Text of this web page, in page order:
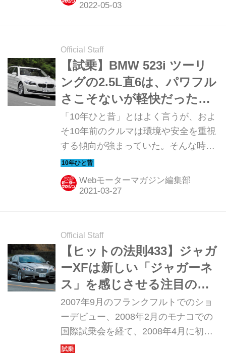
Official Staff
【試乗】BMW 523i ツーリ
ングの2.5L直6は、パワフル
さこそないが軽快だった
【10年ひと昔の新車】
「10年ひと昔」とはよく言うが、およ
そ10年前のクルマは環境や安全を重視
する傾向が強まっていた。そんな時代
のニューモデル試乗記を当時の記事と
写真で紹介していこう。今回は、
BMW 5シリーズ ツーリングのなかで
Webモーターマガジン編集部
Official Staff
【ヒットの法則433】ジャガ
ーXFは新しい「ジャガーネ
ス」を感じさせる注目のモ
デルだった
2007年9月のフランクフルトでのショ
ーデビュー、2008年2月のモナコでの
国際試乗会を経て、2008年4月に初代
ジャガーXFが日本に上陸した。伝統と